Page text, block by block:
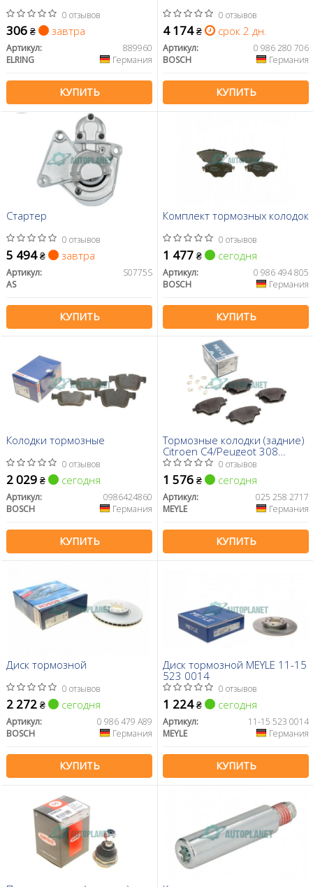
0 отзывов
306 ₴ завтра
Артикул:
889960
ELRING
Германия
КУПИТЬ
0 отзывов
4 174₴ срок 2 дн.
Артикул:
0 986 280 706
BOSCH
Германия
КУПИТЬ
Стартер
0 отзывов
5 494₴ завтра
Артикул:
S0775S
AS
КУПИТЬ
Комплект тормозных колодок
0 отзывов
1 477 ₴ сегодня
Артикул:
0 986 494 805
BOSCH
Германия
КУПИТЬ
Колодки тормозные
0 отзывов
2 029 ₴ сегодня
Артикул:
0986424860
BOSCH
Германия
КУПИТЬ
Тормозные колодки (задние)
Citroen C4/Peugeot 308
13-/3008/5008 16-/508 18-
0 отзывов
1 576 ₴ сегодня
Артикул:
025 258 2717
MEYLE
Германия
КУПИТЬ
Диск тормозной
0 отзывов
2 272 ₴ сегодня
Артикул:
0 986 479 A89
BOSCH
Германия
КУПИТЬ
Диск тормозной MEYLE 11-15
523 0014
0 отзывов
1 224₴ сегодня
Артикул:
11-15 523 0014
MEYLE
Германия
КУПИТЬ